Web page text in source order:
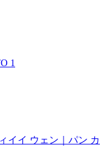
1
イイ ウェン｜パン カ